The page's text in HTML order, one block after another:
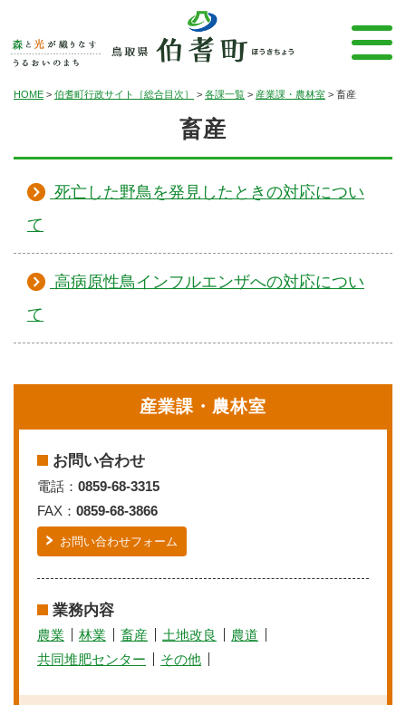
HOME > 伯耆町行政サイト［総合目次］ > 各課一覧 > 産業課・農林室 > 畜産
畜産
死亡した野鳥を発見したときの対応につい
て
高病原性鳥インフルエンザへの対応につい
て
産業課・農林室
お問い合わせ
電話： 0859-68-3315
FAX： 0859-68-3866
お問い合わせフォーム
業務内容
農業 林業 畜産 土地改良
農道
共同堆肥センター
その他